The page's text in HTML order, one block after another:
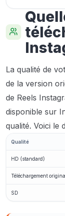
La qualité de
de la version
de Reels
disponible sur
qualité. Voici le
Qualité
HD (standard)
Téléchargement
SD